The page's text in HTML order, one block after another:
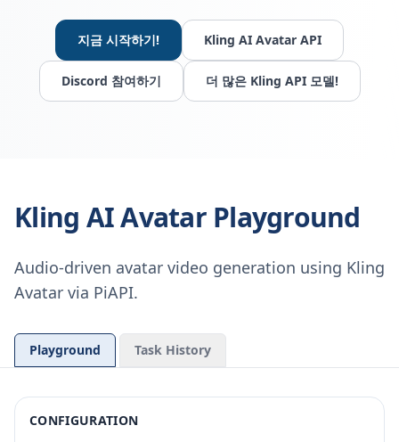
지금 시작하기! Kling AI Avatar API
Discord 참여하기 더 많은 Kling API 모델!
Kling AI Avatar Playground
Audio-driven avatar video generation using Kling
Avatar via PiAPI.
Playground Task History
CONFIGURATION